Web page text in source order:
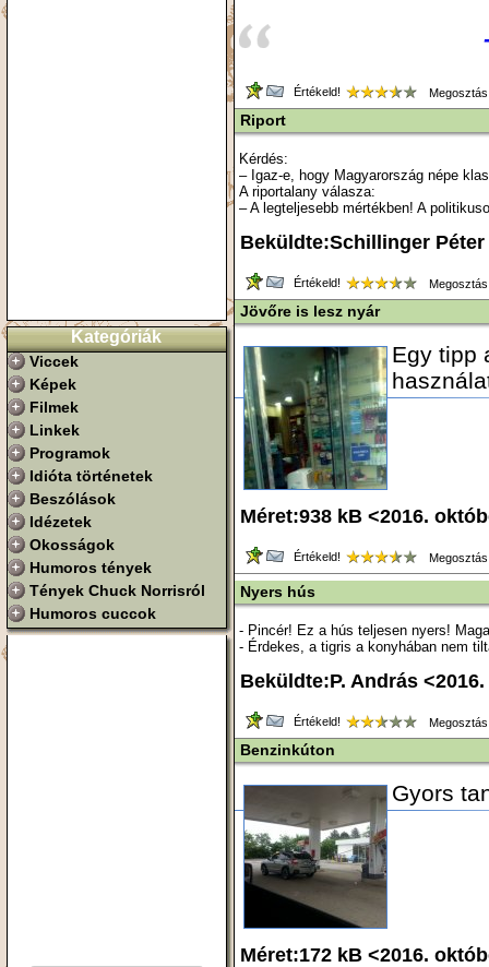
Kategóriák
Viccek
Képek
Filmek
Linkek
Programok
Idióta történetek
Beszólások
Idézetek
Okosságok
Humoros tények
Tények Chuck Norrisról
Humoros cuccok
Értékeld!
Riport
Kérdés:
– Igaz-e, hogy Magyarország népe
A riportalany válasza:
– A legteljesebb mértékben! A
Beküldte:Schillinger Péter
Értékeld!
Jövőre is lesz nyár
Egy tipp
Méret:938 kB <2016.
Értékeld!
Nyers hús
- Pincér! Ez a hús teljesen nyers!
- Érdekes, a tigris a konyhában nem
Beküldte:P. András
Értékeld!
Benzinkúton
Gyors
Méret:172 kB <2016.